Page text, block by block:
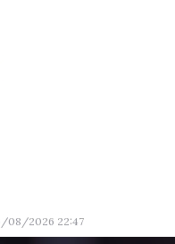
08/2026 22:47